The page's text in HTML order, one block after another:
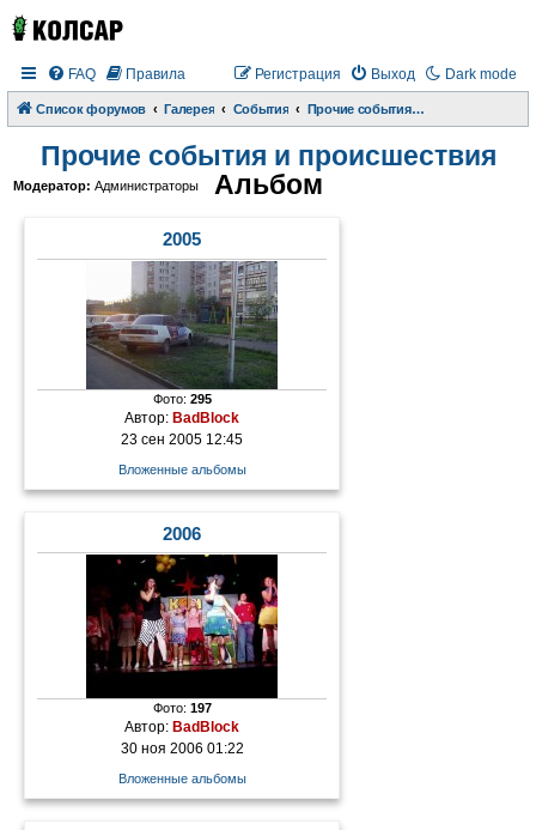
Dark mode
FAQ Правила Выход
Регистрация
Список форумов Галерея События Прочие события и происшествия
Прочие события и происшествия
Модератор: Администраторы Альбом
2005
Фото: 295
Автор:BadBlock
23 сен 2005 12:45
Вложенные альбомы
2006
Фото: 197
Автор:BadBlock
30 ноя 2006 01:22
Вложенные альбомы